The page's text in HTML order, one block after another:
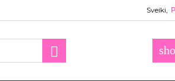
Sveiki,
